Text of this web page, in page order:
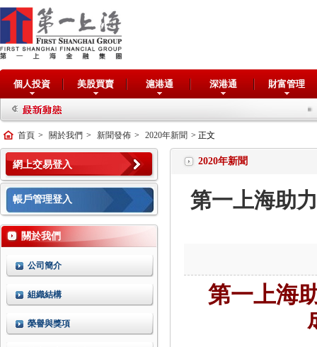
個人投資 美股買賣 滬港通 深港通 財富管理
交
首頁 > 關於我們 > 新聞發佈 > 2020年新聞 > 正文
網上交易登入
帳戶管理登入
關於我們
公司簡介
組織結構
榮譽與獎項
2020年新聞
第一上海助
第一上海